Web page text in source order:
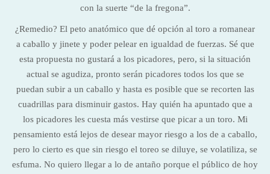
con la suerte “de la fregona”.
¿Remedio? El peto anatómico que dé opción al toro a romanear
a caballo y jinete y poder pelear en igualdad de fuerzas. Sé que
esta propuesta no gustará a los picadores, pero, si la situación
actual se agudiza, pronto serán picadores todos los que se
puedan subir a un caballo y hasta es posible que se recorten las
cuadrillas para disminuir gastos. Hay quién ha apuntado que a
los picadores les cuesta más vestirse que picar a un toro. Mi
pensamiento está lejos de desear mayor riesgo a los de a caballo,
pero lo cierto es que sin riesgo el toreo se diluye, se volatiliza, se
esfuma. No quiero llegar a lo de antaño porque el público de hoy